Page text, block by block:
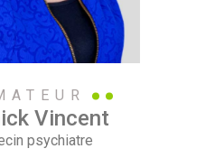
Vincent
psychiatre